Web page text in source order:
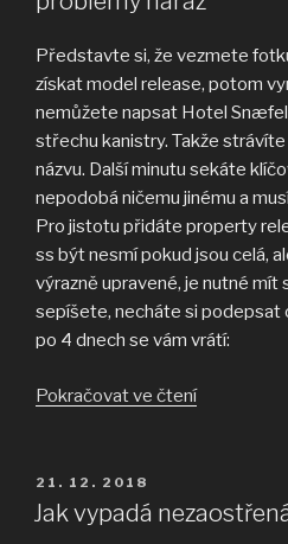
Představte si, že vezmete
získat model release, potom
nemůžete napsat Hotel
střechu kanistry. Takže
názvu. Další minutu sekáte
nepodobá ničemu jinému a
Pro jistotu přidáte property
ss být nesmí pokud jsou celá,
výrazně upravené, je nutné mít
sepíšete, necháte si podepsat
po 4 dnech se vám vrátí:
Pokračovat ve čtení„Reviewer
problémy
PUBLIKOVÁNO
21. 12. 2018
Jak vypadá